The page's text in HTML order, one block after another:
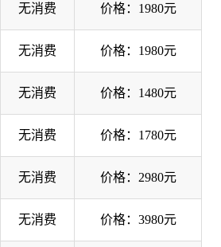
无消费 价格：1980元
无消费 价格：1980元
无消费 价格：1480元
无消费 价格：1780元
无消费 价格：2980元
无消费 价格：3980元